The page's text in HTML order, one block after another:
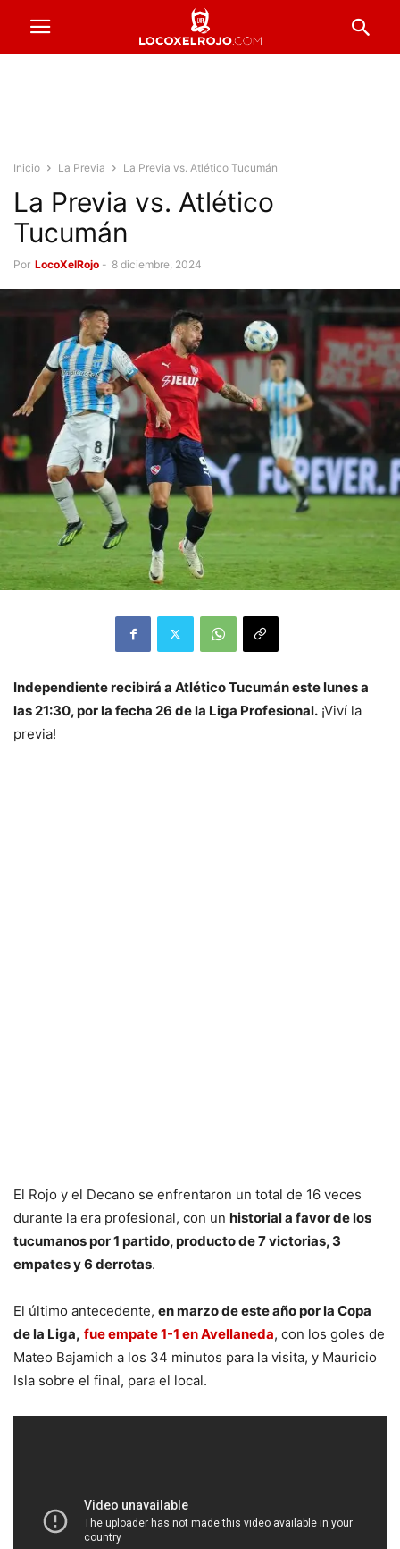
Inicio La Previa La Previa vs. Atlético Tucumán
La Previa vs. Atlético
Tucumán
Por LocoXelRojo - 8 diciembre, 2024
Independiente recibirá a Atlético Tucumán este lunes a
las 21:30, por la fecha 26 de la Liga Profesional. ¡Viví la
previa!
El Rojo y el Decano se enfrentaron un total de 16 veces
durante la era profesional, con un historial a favor de los
tucumanos por 1 partido, producto de 7 victorias, 3
empates y 6 derrotas.
El último antecedente, en marzo de este año por la Copa
de la Liga, fue empate 1-1 en Avellaneda, con los goles de
Mateo Bajamich a los 34 minutos para la visita, y Mauricio
Isla sobre el final, para el local.